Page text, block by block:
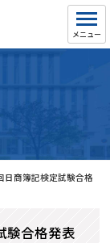
日商簿記検定試験合格
験合格発表